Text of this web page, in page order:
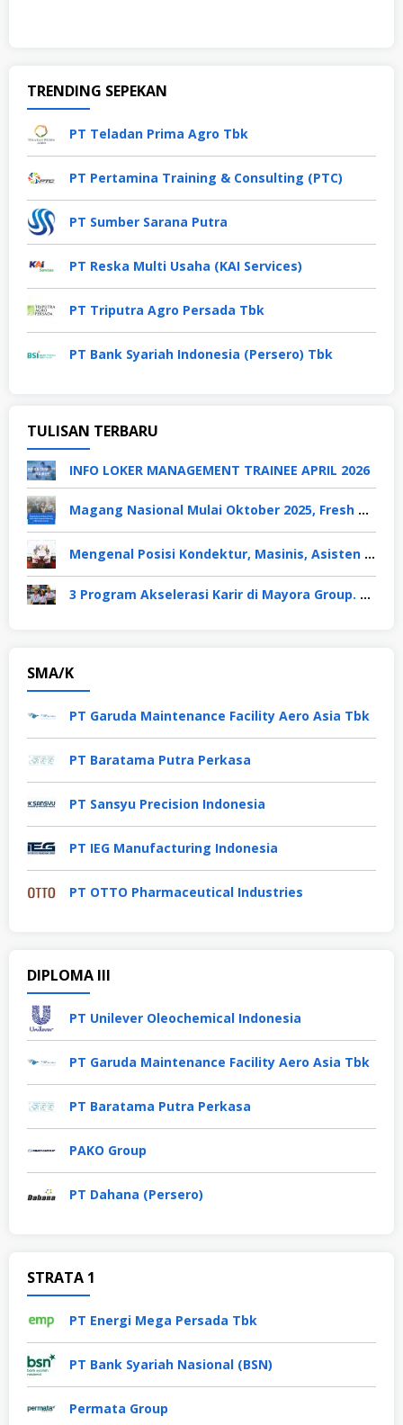
TRENDING SEPEKAN
PT Teladan Prima Agro Tbk
PT Pertamina Training & Consulting (PTC)
PT Sumber Sarana Putra
PT Reska Multi Usaha (KAI Services)
PT Triputra Agro Persada Tbk
PT Bank Syariah Indonesia (Persero) Tbk
TULISAN TERBARU
INFO LOKER MANAGEMENT TRAINEE APRIL 2026
Magang Nasional Mulai Oktober 2025, Fresh Graduate Dapat Gaji UMP Selama 6 Bulan
Mengenal Posisi Kondektur, Masinis, Asisten PPKA, Pemeliharaan Sarana dan Prasarana, Polsuska (Polisi Khusus Kereta Api), di PT KAI
3 Program Akselerasi Karir di Mayora Group. Apa Saja? Berikut Penjelasannya
SMA/K
PT Garuda Maintenance Facility Aero Asia Tbk
PT Baratama Putra Perkasa
PT Sansyu Precision Indonesia
PT IEG Manufacturing Indonesia
PT OTTO Pharmaceutical Industries
DIPLOMA III
PT Unilever Oleochemical Indonesia
PT Garuda Maintenance Facility Aero Asia Tbk
PT Baratama Putra Perkasa
PAKO Group
PT Dahana (Persero)
STRATA 1
PT Energi Mega Persada Tbk
PT Bank Syariah Nasional (BSN)
Permata Group